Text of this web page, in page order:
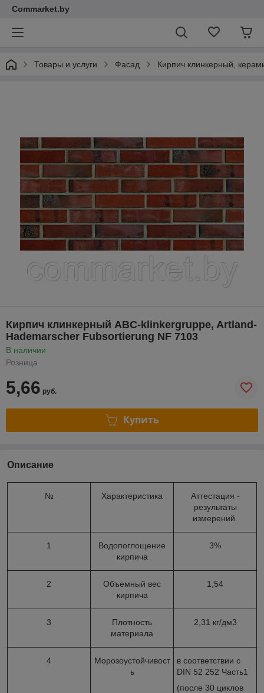
Commarket.by
Товары и услуги Фасад Кирпич клинкерный,
Кирпич клинкерный ABC-klinkergruppe, Artland-
Hademarscher Fubsortierung NF 7103
В наличии
Розница
5,66 руб.
Купить
Описание
№ Характеристика
Аттестация -
результаты
измерений.
1
Водопоглощение
кирпича
3%
2
Объемный вес
кирпича
1,54
3
Плотность
материала
2,31 кг/дм3
4
Морозоустойчивост
ь
в соответствии с
DIN 52 252 Часть1
(после 30 циклов